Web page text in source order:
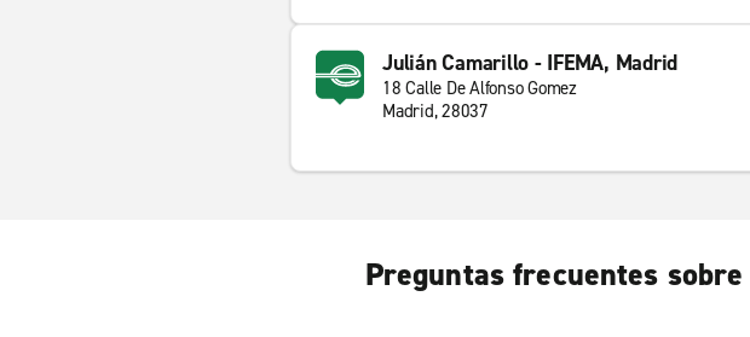
Julián Camarillo - IFEMA, Madrid
18 Calle De Alfonso Gomez
Madrid, 28037
Preguntas frecuentes